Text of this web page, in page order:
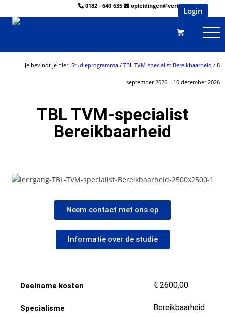
0182 - 640 635 opleidingen@veringmeier.nl
Login
Je bevindt je hier: Studieprogramma / TBL TVM-specialist Bereikbaarheid / 8
september 2026 – 10 december 2026
TBL TVM-specialist
Bereikbaarheid
Neem contact met ons op
Informatie over de studie
Deelname kosten € 2600,00
Specialisme Bereikbaarheid